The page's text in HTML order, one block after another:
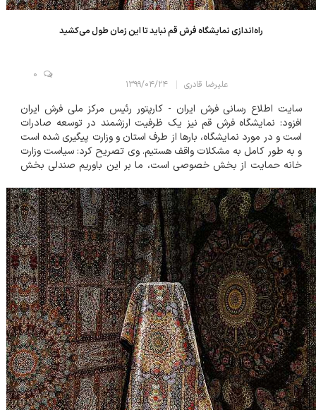
راه‌اندازی نمایشگاه فرش قم نباید تا این زمان طول می‌کشید
علیرضا قادری ۱۳۹۹/۰۴/۲۴
0
سایت اطلاع رسانی فرش ایران - کارپتور رئیس مرکز ملی فرش ایران
افزود: نمایشگاه فرش قم نیز یک ظرفیت ارزشمند در توسعه صادرات
است و در مورد نمایشگاه، بارها از طرف استان و وزارت پیگیری شده است
و به طور کامل به مشکلات واقف هستیم. وی تصریح کرد: سیاست وزارت
خانه حمایت از بخش خصوصی است، ما بر این باوریم صندلی بخش
همراهی بخش دولتی و خصوصی به...